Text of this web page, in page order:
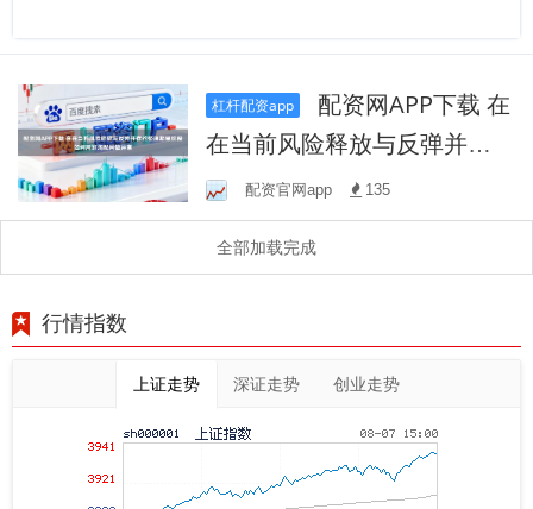
杠杆配资app
在当前风险释放与反弹并存
的整理期里阶段如何用好淘
配网做异常
配资官网app 135
全部加载完成
行情指数
上证走势 深证走势 创业走势